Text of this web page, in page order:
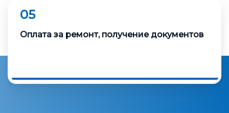
05
Оплата за ремонт, получение документов